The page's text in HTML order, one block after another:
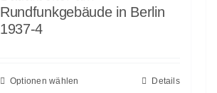
Rundfunkgebäude in Berlin
1937-4
Optionen wählen Details